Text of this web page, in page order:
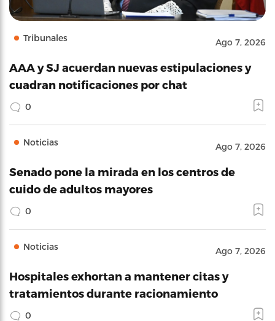
Tribunales Ago 7, 2026
AAA y SJ acuerdan nuevas estipulaciones y
cuadran notificaciones por chat
0
Noticias Ago 7, 2026
Senado pone la mirada en los centros de
cuido de adultos mayores
0
Noticias Ago 7, 2026
Hospitales exhortan a mantener citas y
tratamientos durante racionamiento
0